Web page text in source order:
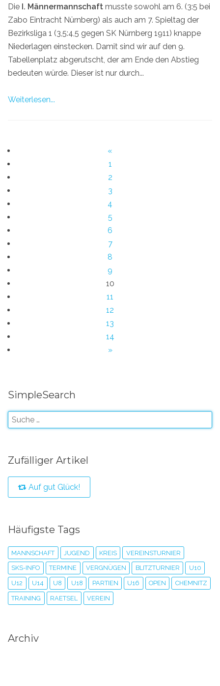
Die I. Männermannschaft musste sowohl am 6. (3:5 bei
Zabo Eintracht Nürnberg) als auch am 7. Spieltag der
Bezirksliga 1 (3,5:4,5 gegen SK Nürnberg 1911) knappe
Niederlagen einstecken. Damit sind wir auf den 9.
Tabellenplatz abgerutscht, der am Ende den Abstieg
bedeuten würde. Dieser ist nur durch...
Weiterlesen...
«
1
2
3
4
5
6
7
8
9
10
11
12
13
14
»
SimpleSearch
Zufälliger Artikel
Auf gut Glück!
Häufigste Tags
MANNSCHAFT JUGEND KREIS VEREINSTURNIER
SKS-INFO TERMINE VERGNÜGEN BLITZTURNIER U10
U12 U14 U8 U18 PARTIEN U16 OPEN CHEMNITZ
TRAINING RAETSEL VEREIN
Archiv